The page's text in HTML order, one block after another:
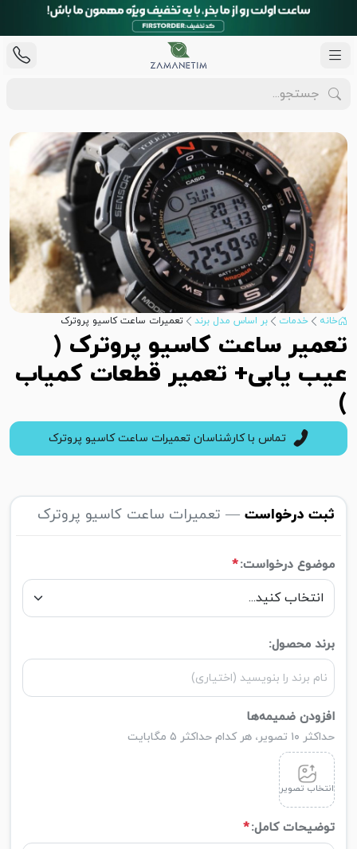
خانه خدمات بر اساس مدل برند تعمیرات ساعت کاسیو پروترک
تعمیر ساعت کاسیو پروترک (
عیب یابی+ تعمیر قطعات کمیاب
)
تماس با کارشناسان تعمیرات ساعت کاسیو پروترک
ثبت درخواست — تعمیرات ساعت کاسیو پروترک
موضوع درخواست:*
برند محصول:
افزودن ضمیمه‌ها
حداکثر ۱۰ تصویر، هر کدام حداکثر ۵ مگابایت
انتخاب تصویر
توضیحات کامل:*